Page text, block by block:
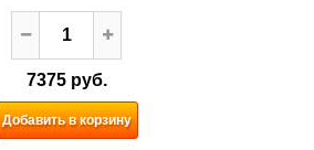
7375 руб.
Добавить в корзину